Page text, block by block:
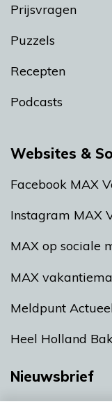
Prijsvragen
Puzzels
Recepten
Podcasts
Websites &
Facebook MAX
Instagram MAX
MAX op sociale
MAX
Meldpunt
Heel Holland
Nieuwsbrief